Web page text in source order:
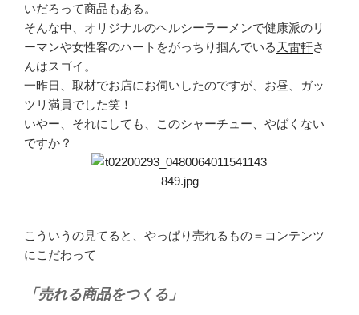
いだろって商品もある。
そんな中、オリジナルのヘルシーラーメンで健康派のリ
ーマンや女性客のハートをがっちり掴んでいる天雷軒さ
んはスゴイ。
一昨日、取材でお店にお伺いしたのですが、お昼、ガッ
ツリ満員でした笑！
いやー、それにしても、このシャーチュー、やばくない
ですか？
こういうの見てると、やっぱり売れるもの＝コンテンツ
にこだわって
「売れる商品をつくる」